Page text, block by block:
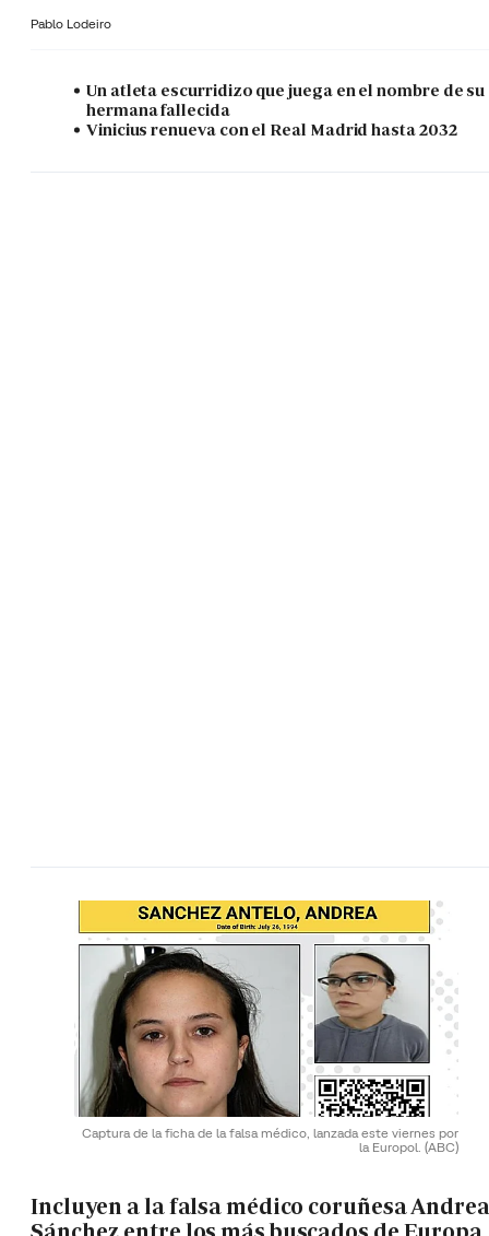
Pablo Lodeiro
Un atleta escurridizo que juega en el nombre de su
hermana fallecida
Vinicius renueva con el Real Madrid hasta 2032
Captura de la ficha de la falsa médico, lanzada este viernes por
la Europol. (ABC)
Incluyen a la falsa médico coruñesa Andrea